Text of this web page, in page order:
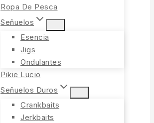
Ropa De Pesca
Señuelos
Esencia
Jigs
Ondulantes
Pikie Lucio
Señuelos Duros
Crankbaits
Jerkbaits